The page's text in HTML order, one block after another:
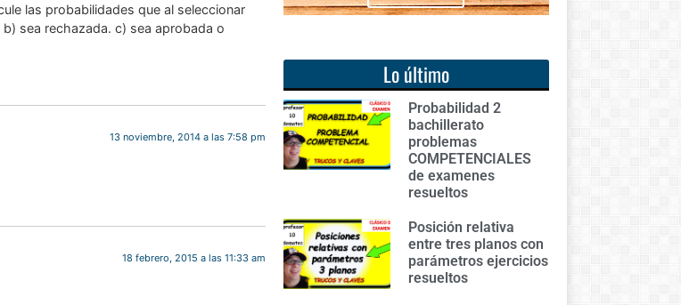
las probabilidades que al seleccionar
sea rechazada. c) sea aprobada o
13 noviembre, 2014 a las 7:58 pm
18 febrero, 2015 a las 11:33 am
Lo último
Probabilidad 2
bachillerato
problemas
COMPETENCIALES
de examenes
resueltos
Posición relativa
entre tres planos con
parámetros ejercicios
resueltos